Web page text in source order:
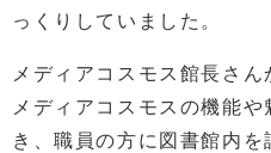
っくりしていました。
メディアコスモス館長さ
メディアコスモスの機能
き、職員の方に図書館内